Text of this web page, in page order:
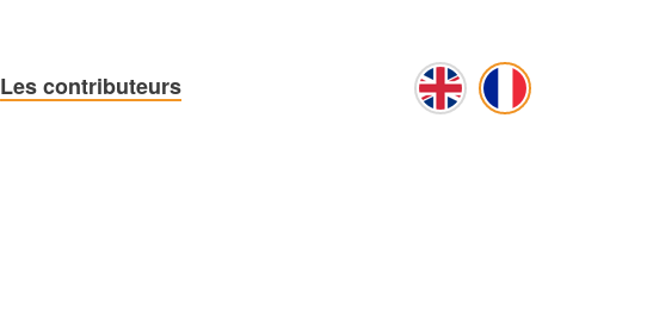
Les contributeurs